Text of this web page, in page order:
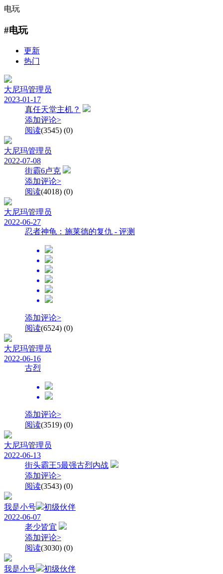
电玩
#电玩
更新
热门
大尼玛管理员
2023-01-17
真任天堂主机？
添加评论>
阅读(3545) (0)
大尼玛管理员
2022-07-08
街霸6卢克
添加评论>
阅读(4018) (0)
大尼玛管理员
2022-06-27
忍者神龟：施莱德的复仇 - 评测
添加评论>
阅读(6524) (0)
大尼玛管理员
2022-06-16
古烈
添加评论>
阅读(3519) (0)
大尼玛管理员
2022-06-13
街头霸王5最强古烈内战
添加评论>
阅读(3543) (0)
我是小号
初级伙伴
2022-06-07
老少皆宜
添加评论>
阅读(3030) (0)
我是小号
初级伙伴